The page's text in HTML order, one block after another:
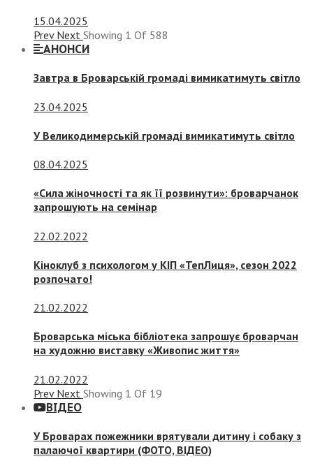
15.04.2025
Prev Next Showing 1 Of 588
АНОНСИ
Завтра в Броварській громаді вимикатимуть світло
23.04.2025
У Великодимерській громаді вимикатимуть світло
08.04.2025
«Сила жіночності та як її розвинути»: броварчанок
запрошують на семінар
22.02.2022
Кіноклуб з психологом у КІП «ТепЛиця», сезон 2022
розпочато!
21.02.2022
Броварська міська бібліотека запрошує броварчан
на художню виставку «Живопис життя»
21.02.2022
Prev Next Showing 1 Of 19
ВІДЕО
У Броварах пожежники врятували дитину і собаку з
палаючої квартири (ФОТО, ВІДЕО)